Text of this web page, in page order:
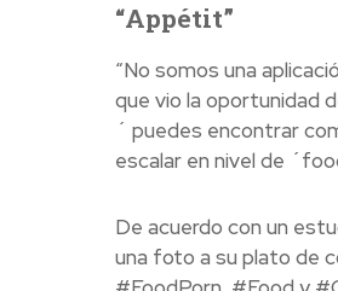
“Appétit”
“No somos una
que vio la oportunidad
´ puedes encontrar
escalar en nivel de
De acuerdo con un
una foto a su plato de